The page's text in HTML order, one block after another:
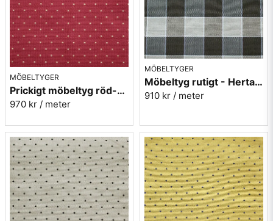
MÖBELTYGER
Prickigt möbeltyg röd-gul Micro nr.32
970 kr / meter
MÖBELTYGER
Möbeltyg rutigt - Herta nr.90 svart
910 kr / meter